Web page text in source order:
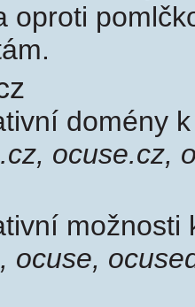
oproti
domény
ocuse.cz,
ocuse,